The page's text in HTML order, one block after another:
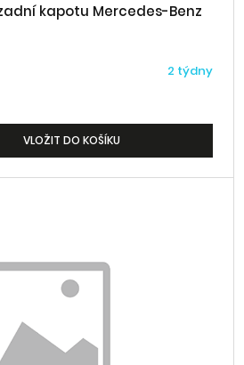
kapotu Mercedes-Benz
2 týdny
VLOŽIT DO KOŠÍKU